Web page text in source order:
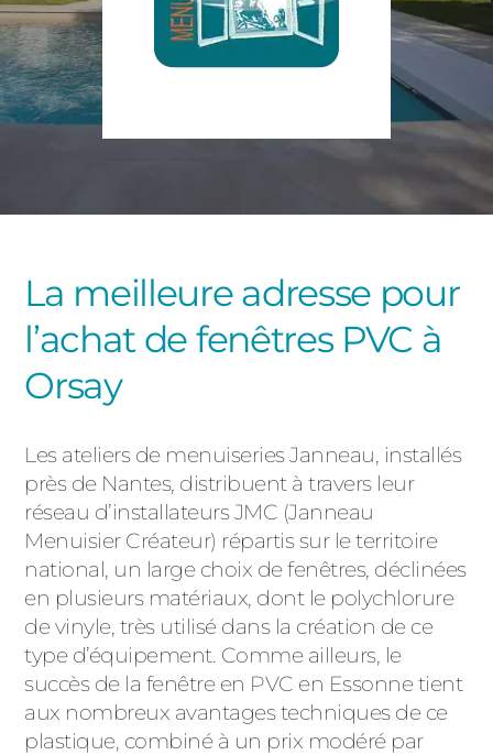
La meilleure adresse pour
l’achat de fenêtres PVC à
Orsay
Les ateliers de menuiseries Janneau, installés
près de Nantes, distribuent à travers leur
réseau d’installateurs JMC (Janneau
Menuisier Créateur) répartis sur le territoire
national, un large choix de fenêtres, déclinées
en plusieurs matériaux, dont le polychlorure
de vinyle, très utilisé dans la création de ce
type d’équipement. Comme ailleurs, le
succès de la fenêtre en PVC en Essonne tient
aux nombreux avantages techniques de ce
plastique, combiné à un prix modéré par
BOIS
ALUMINIUM
ACIER
PORTES D’ENTRÉELES INTEMPORELLES
VOLETS ROULANTS
PERGOLAS
CLÔTURES